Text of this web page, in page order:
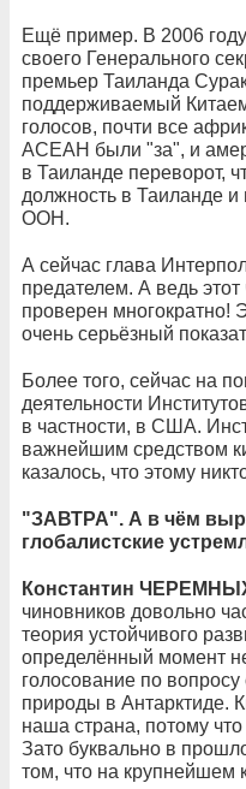
Ещё пример. В 2006
своего Генерального
премьер Таиланда
поддерживаемый
голосов, почти все
АСЕАН были "за", и
в Таиланде переворот,
должность в Таиланде и
ООН.
А сейчас глава
предателем. А ведь
проверен многократно!
очень серьёзный
Более того, сейчас на
деятельности
в частности, в США.
важнейшим средством
казалось, что этому
"ЗАВТРА". А в чём
глобалистские
Константин
чиновников довольно
теория устойчивого
определённый момент
голосование по
природы в Антарктиде.
наша страна, потому
Зато буквально в
том, что на крупнейшем